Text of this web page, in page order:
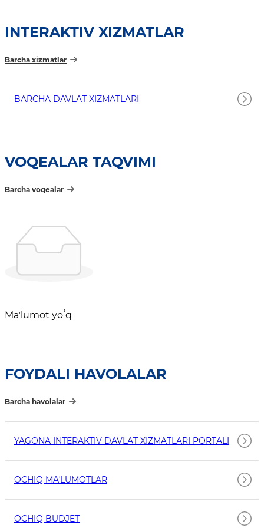
INTERAKTIV XIZMATLAR
Barcha xizmatlar
BARCHA DAVLAT XIZMATLARI
VOQEALAR TAQVIMI
Barcha voqealar
Maʼlumot yoʻq
FOYDALI HAVOLALAR
Barcha havolalar
YAGONA INTERAKTIV DAVLAT XIZMATLARI PORTALI
OCHIQ MAʼLUMOTLAR
OCHIQ BUDJET